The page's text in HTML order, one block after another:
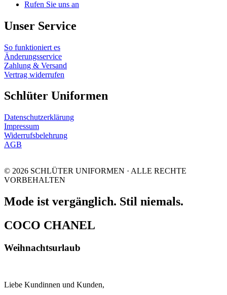
Rufen Sie uns an
Unser Service
So funktioniert es
Änderungsservice
Zahlung & Versand
Vertrag widerrufen
Schlüter Uniformen
Datenschutzerklärung
Impressum
Widerrufsbelehrung
AGB
© 2026 SCHLÜTER UNIFORMEN · ALLE RECHTE
VORBEHALTEN
Mode ist vergänglich. Stil niemals.
COCO CHANEL
Weihnachtsurlaub
Liebe Kundinnen und Kunden,